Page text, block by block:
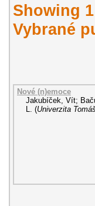
Showing
Vybrané
Nové (n)emoce
Jakubíček, Vít;
(Univerzita